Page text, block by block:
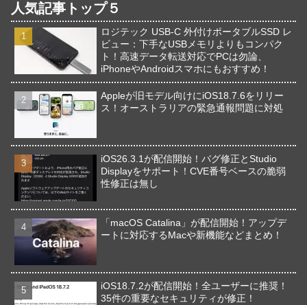
人気記事トップ５
ロジテック USB-C 外付けポータブルSSD レ
ビュー：下手なUSBメモリよりもコンパク
ト！高速データ転送対応でPCは勿論、
iPhoneやAndroidスマホにもおすすめ！
Appleが旧モデル向けにiOS18.7.6をリリー
ス！オーストラリアの緊急通報問題に対処
iOS26.3.1が配信開始！バグ修正とStudio
Displayをサポート！CVE番号ベースの脆弱
性修正は無し
「macOS Catalina」が配信開始！アップデ
ートに対応するMacや新機能などまとめ！
iOS18.7.2が配信開始！全ユーザーに推奨！
35件の重要なセキュリティが修正！